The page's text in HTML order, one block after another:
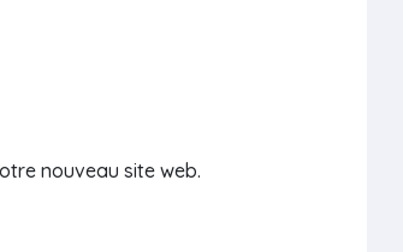
nouveau site web.